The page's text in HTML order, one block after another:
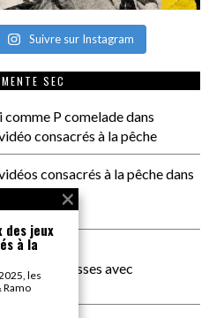
Suivre sur Instagram
SEC
comme P comeladedans
consacrés à la pêche
consacrés à la pêchedans
des classes avec
des jeux
à la
les
Ramo